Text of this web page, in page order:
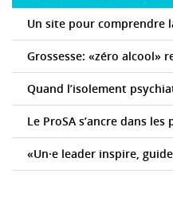
Un site pour comprendre
Grossesse: «zéro alcool»
Quand l’isolement
Le ProSA s’ancre dans
«Un·e leader inspire,